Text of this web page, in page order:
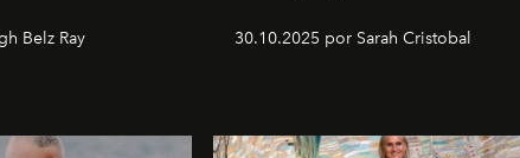
Belz Ray 30.10.2025 por Sarah Cristobal